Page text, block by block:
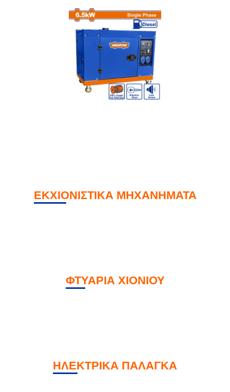
ΕΚΧΙΟΝΙΣΤΙΚΑ ΜΗΧΑΝΗΜΑΤΑ
ΦΤΥΑΡΙΑ ΧΙΟΝΙΟΥ
ΗΛΕΚΤΡΙΚΑ ΠΑΛΑΓΚΑ